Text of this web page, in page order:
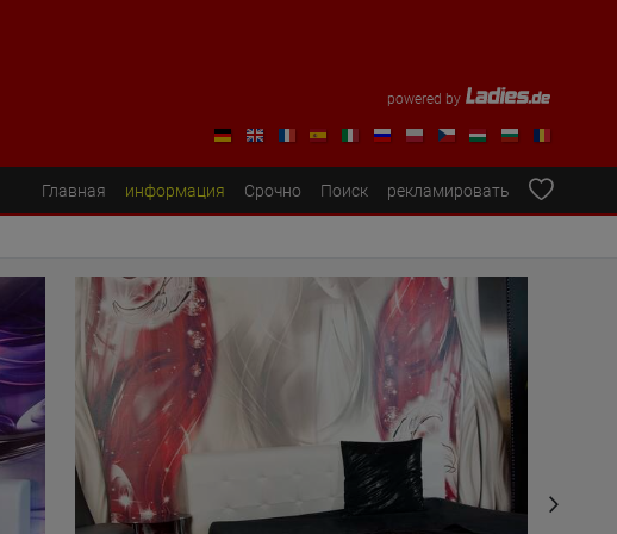
powered by
Главная информация Срочно Поиск рекламировать